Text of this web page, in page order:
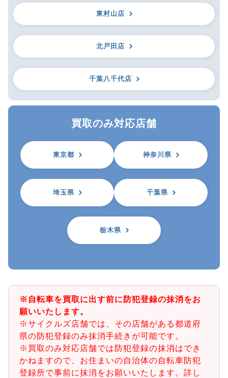
東村山店
北戸田店
千葉八千代店
買取のみ対応店舗
東京都 神奈川県
埼玉県 千葉県
栃木県
※自転車を買取に出す前に防犯登録の抹消をお
願いいたします。
※サイクルズ店舗では、その店舗がある都道府
県の防犯登録のみ抹消手続きが可能です。
※買取のみ対応店舗では防犯登録の抹消はでき
かねますので、お住まいの自治体の自転車防犯
登録所で事前に抹消をお願いいたします。詳し